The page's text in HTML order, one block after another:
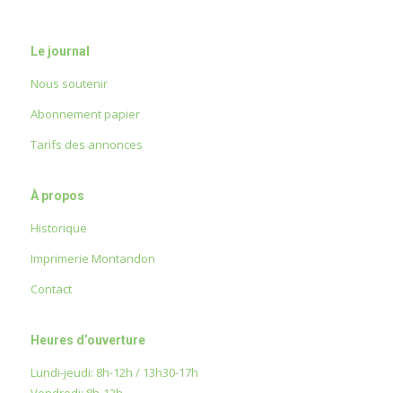
Le journal
Nous soutenir
Abonnement papier
Tarifs des annonces
À propos
Historique
Imprimerie Montandon
Contact
Heures d’ouverture
Lundi-jeudi: 8h-12h / 13h30-17h